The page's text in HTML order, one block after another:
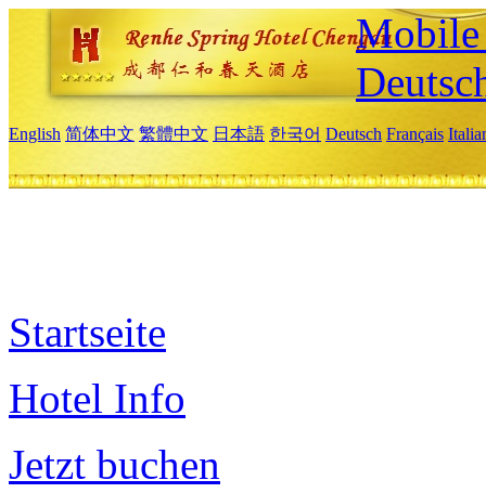
Mobile
English 简体中文 繁體中文 日本語 한국어 Deutsch Français
Startseite
Hotel Info
Jetzt buchen